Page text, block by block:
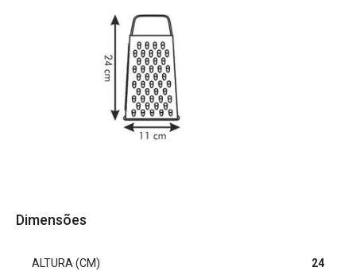
Dimensões
ALTURA (CM) 24